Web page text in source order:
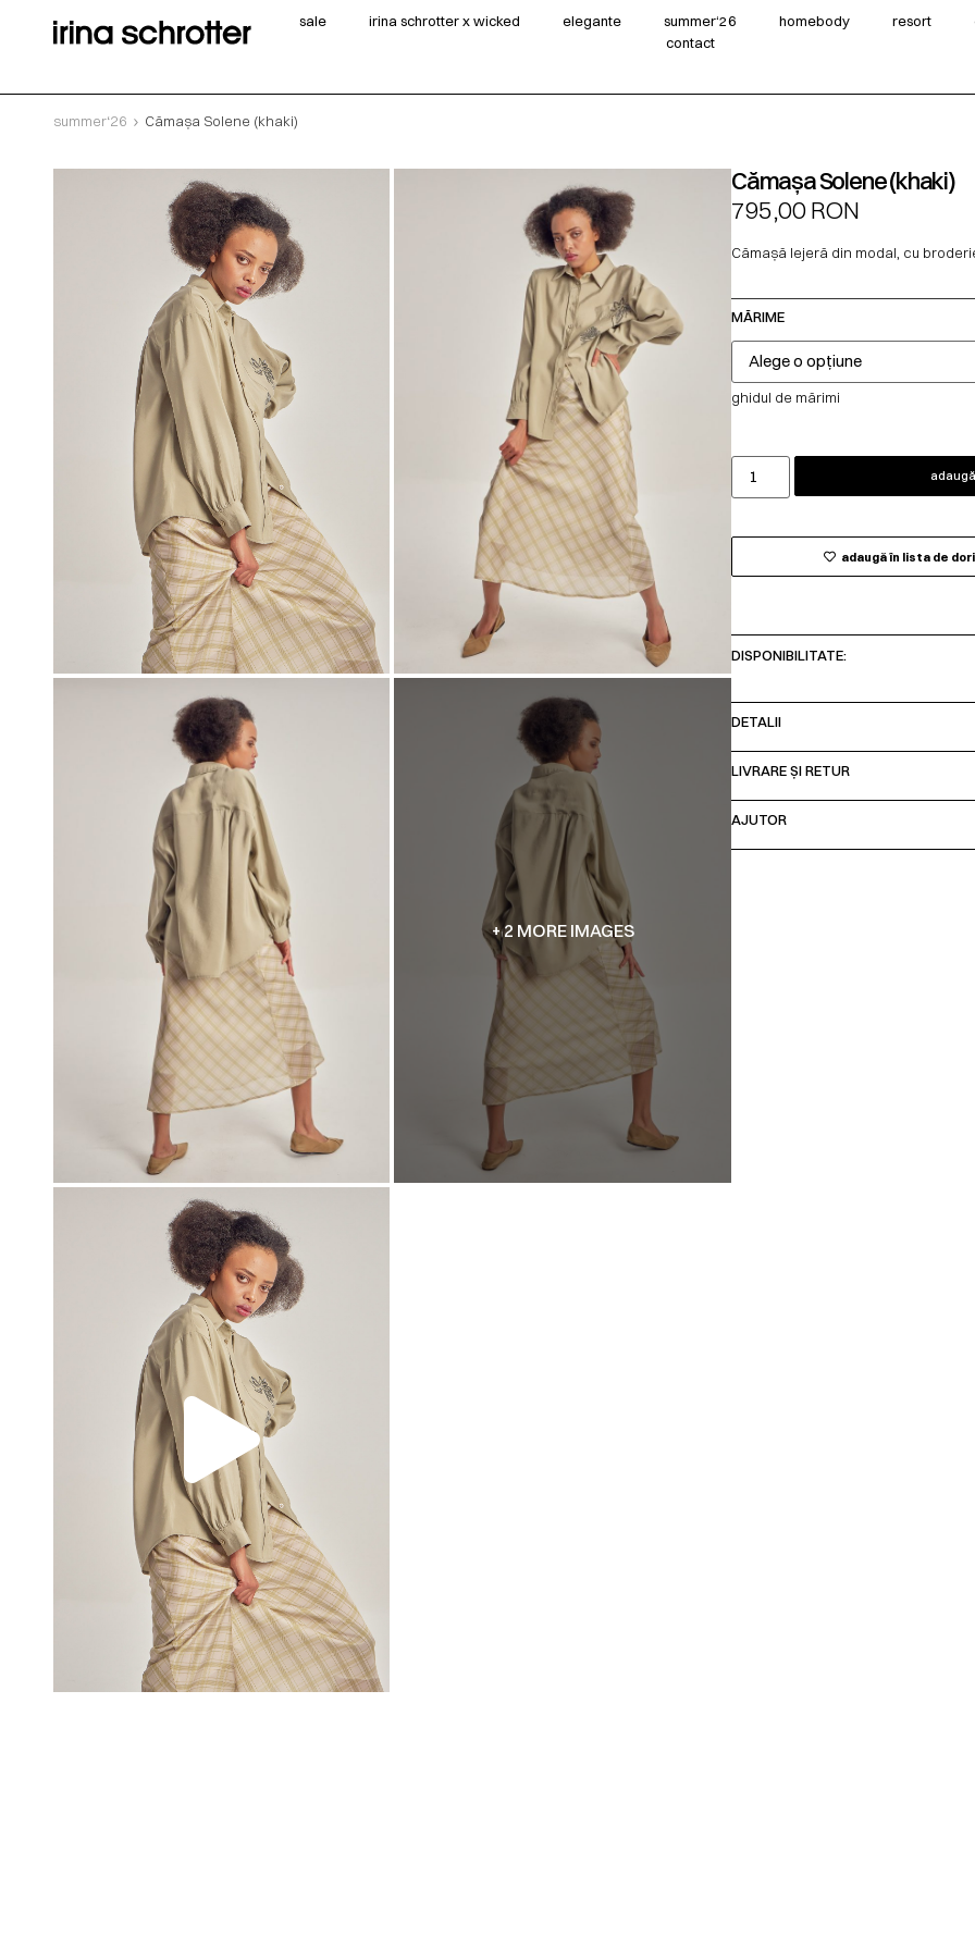
sale irina schrotter x wicked elegante summer‘26 homebody resort
contact
summer‘26 Cămașa Solene (khaki)
+ 2 MORE IMAGES
00:00
Cămașa Solene (khaki)
795,00RON
Cămașă lejeră din modal, cu
MĂRIME
ghidul de mărimi
adaugă în lista de
DISPONIBILITATE:
DETALII
LIVRARE ȘI RETUR
AJUTOR